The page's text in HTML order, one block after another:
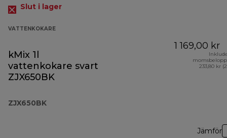
Slut i lager
VATTENKOKARE
kMix 1l
vattenkokare svart
ZJX650BK
ZJX650BK
1 169,00 kr
233,80 kr
Jämför